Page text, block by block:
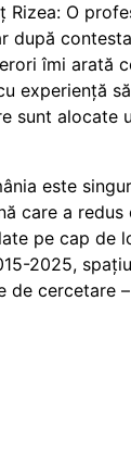
Rizea: O
după
îmi arată
experiență
sunt alocate
este
care a
pe cap de
2025,
de cercetare